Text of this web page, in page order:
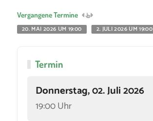
Vergangene Termine
20. MAI 2026 UM 19:00
2. JULI 2026 UM 19:00
Termin
Donnerstag, 02. Juli 2026
19:00 Uhr